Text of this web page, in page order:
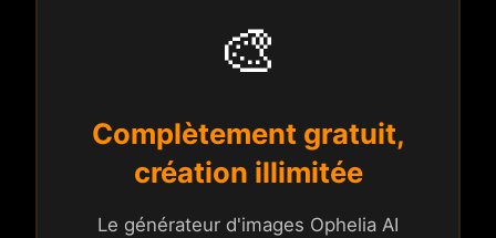
🎨
Complètement gratuit,
création illimitée
Le générateur d'images Ophelia AI